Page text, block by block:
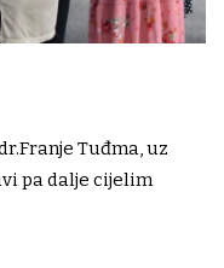
Tuđma, uz
pa dalje cijelim